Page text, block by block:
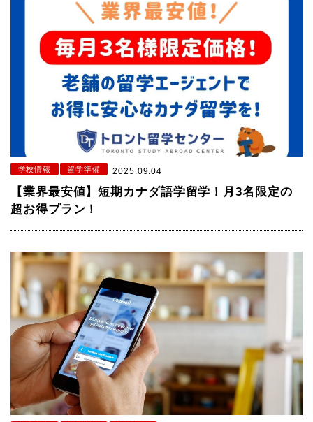
学校情報 留学準備 2025.09.04
【業界最安値】短期カナダ語学留学！月3名限定の
超お得プラン！